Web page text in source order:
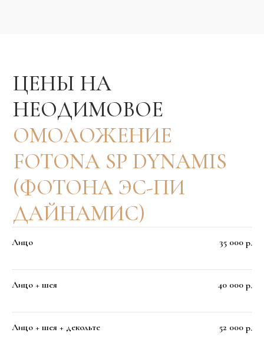
Лицо 35 000 р.
Лицо + шея 40 000 р.
Лицо + шея + декольте 52 000 р.